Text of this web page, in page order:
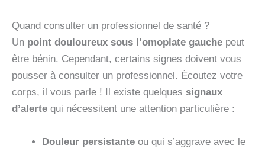
Quand consulter un professionnel de santé ?
Un point douloureux sous l’omoplate gauche peut
être bénin. Cependant, certains signes doivent vous
pousser à consulter un professionnel. Écoutez votre
corps, il vous parle ! Il existe quelques signaux
d’alerte qui nécessitent une attention particulière :
Douleur persistante ou qui s’aggrave avec le